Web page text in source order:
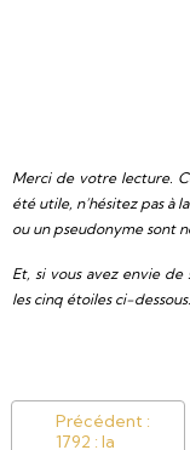
Merci de votre lecture.
été utile, n’hésitez pas à
ou un pseudonyme sont
Et, si vous avez envie
les cinq étoiles ci-dessous.
Précédent :
1792 : la